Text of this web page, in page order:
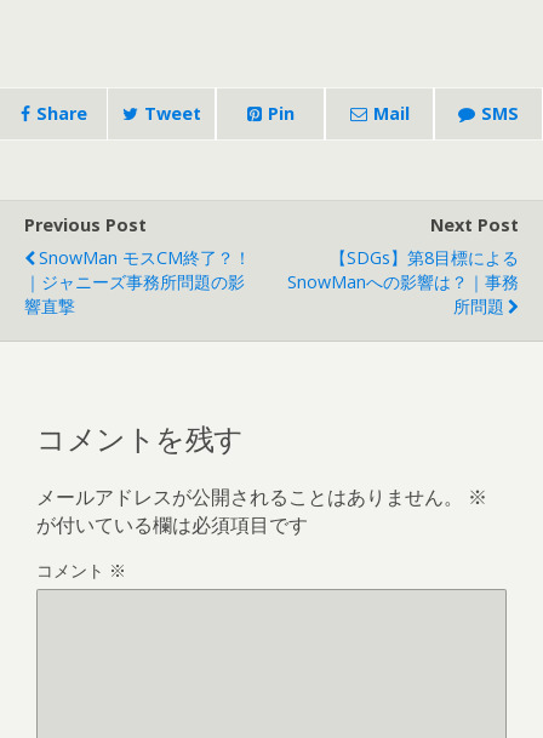
Share Tweet Pin Mail SMS
Previous Post
SnowMan モスCM終了？！
｜ジャニーズ事務所問題の影
響直撃
Next Post
【SDGs】第8目標による
SnowManへの影響は？｜事務
所問題
コメントを残す
メールアドレスが公開されることはありません。
※
が付いている欄は必須項目です
コメント ※